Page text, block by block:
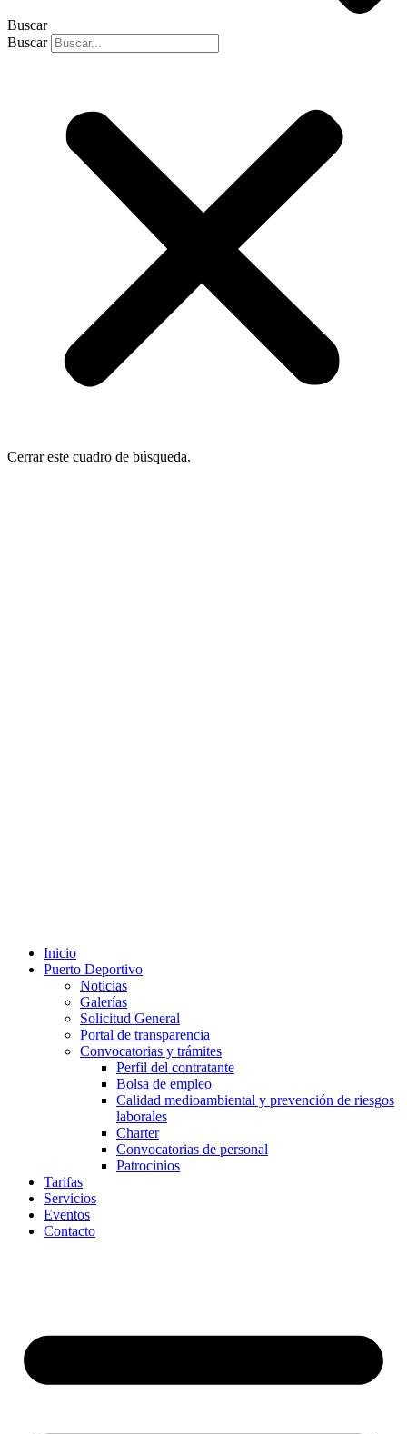
Buscar
Buscar
Cerrar este cuadro de búsqueda.
Inicio
Puerto Deportivo
Noticias
Galerías
Solicitud General
Portal de transparencia
Convocatorias y trámites
Perfil del contratante
Bolsa de empleo
Calidad medioambiental y prevención de riesgos
laborales
Charter
Convocatorias de personal
Patrocinios
Tarifas
Servicios
Eventos
Contacto